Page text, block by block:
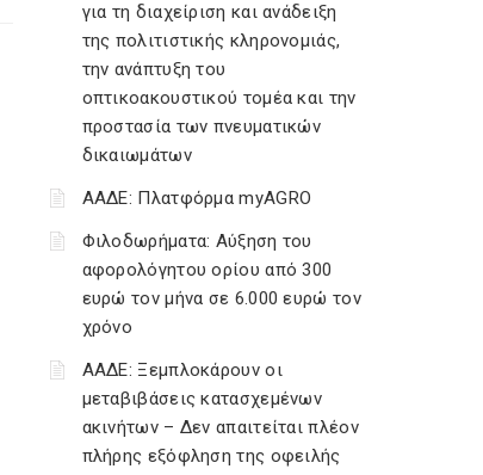
για τη διαχείριση και ανάδειξη
της πολιτιστικής κληρονομιάς,
την ανάπτυξη του
οπτικοακουστικού τομέα και την
προστασία των πνευματικών
δικαιωμάτων
ΑΑΔΕ: Πλατφόρμα myAGRO
Φιλοδωρήματα: Αύξηση του
αφορολόγητου ορίου από 300
ευρώ τον μήνα σε 6.000 ευρώ τον
χρόνο
ΑΑΔΕ: Ξεμπλοκάρουν οι
μεταβιβάσεις κατασχεμένων
ακινήτων – Δεν απαιτείται πλέον
πλήρης εξόφληση της οφειλής